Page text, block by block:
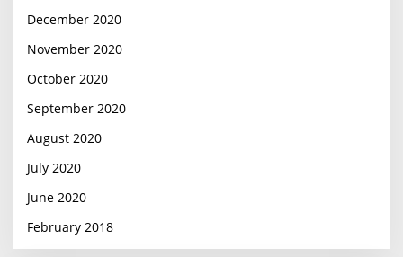
December 2020
November 2020
October 2020
September 2020
August 2020
July 2020
June 2020
February 2018